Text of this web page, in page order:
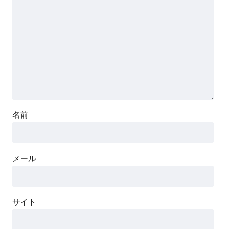
名前
メール
サイト